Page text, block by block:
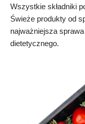
Wszystkie składniki
Świeże produkty od
najważniejsza
dietetycznego.